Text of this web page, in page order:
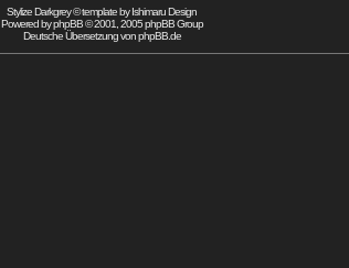
Stylize Darkgrey © template byIshimaru Design
Powered byphpBB© 2001, 2005 phpBB Group
Deutsche Übersetzung vonphpBB.de